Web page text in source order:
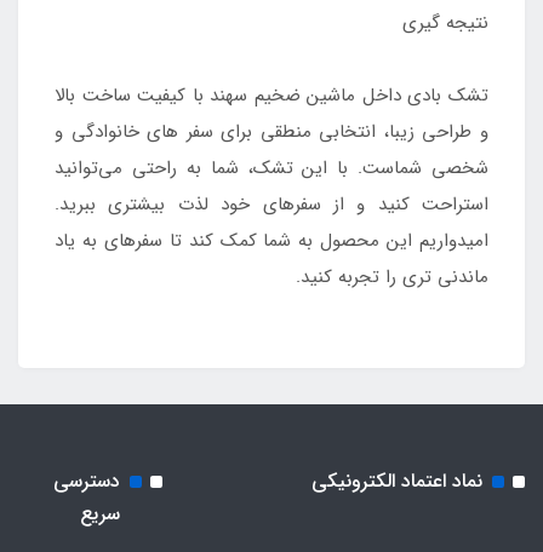
نتیجه گیری
تشک بادی داخل ماشین ضخیم سهند با کیفیت ساخت بالا
و طراحی زیبا، انتخابی منطقی برای سفر های خانوادگی و
شخصی شماست. با این تشک، شما به راحتی می‌توانید
استراحت کنید و از سفرهای خود لذت بیشتری ببرید.
امیدواریم این محصول به شما کمک کند تا سفرهای به یاد
ماندنی‌ تری را تجربه کنید.
نماد اعتماد الکترونیکی
دسترسی
سریع